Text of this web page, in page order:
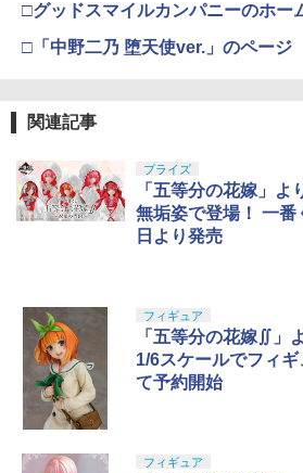
□グッドスマイルカンパニーのホー
□「中野二乃 堕天使ver.」のページ
関連記事
プライズ
「五等分の花嫁」よ
無垢姿で登場！ 一
日より発売
フィギュア
「五等分の花嫁∬」
1/6スケールでフィ
て予約開始
フィギュア